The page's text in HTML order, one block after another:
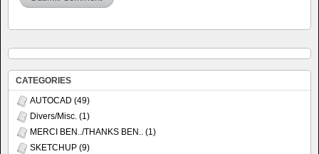
CATEGORIES
AUTOCAD (49)
Divers/Misc. (1)
MERCI BEN../THANKS BEN.. (1)
SKETCHUP (9)